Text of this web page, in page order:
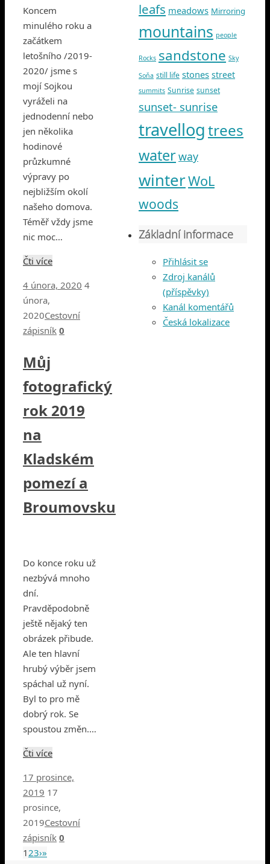
Koncem
minulého roku a
začátkem
letošního /2019-
2020/ jsme s
mojí Sojkou
vyráželi na
jednodenní nebo
jen několika
hodinové
průzkumné
výpravy po
nejbližším okolí
našeho domova.
Téměř vždy jsme
nic moc…
Čti více
4 února, 2020 4
února,
2020Cestovní
zápisník 0
Můj
fotografický
rok 2019
na
Kladském
pomezí a
Broumovsku
Do konce roku už
nezbývá mnoho
dní.
Pravděpodobně
ještě nějaký ten
obrázek přibude.
Ale ten hlavní
hrubý výběr jsem
spáchal už nyní.
Byl to pro mě
dobrý rok. Se
spoustou změn.…
Čti více
17 prosince,
2019 17
prosince,
2019Cestovní
zápisník 0
1 23›»
leafs meadows Mirroring
mountains people
Rocks sandstone Sky
Soňa still life stones street
summits Sunrise sunset
sunset- sunrise
travellogtrees
waterway
winterWoL
woods
Základní informace
Přihlásit se
Zdroj kanálů
(příspěvky)
Kanál komentářů
Česká lokalizace